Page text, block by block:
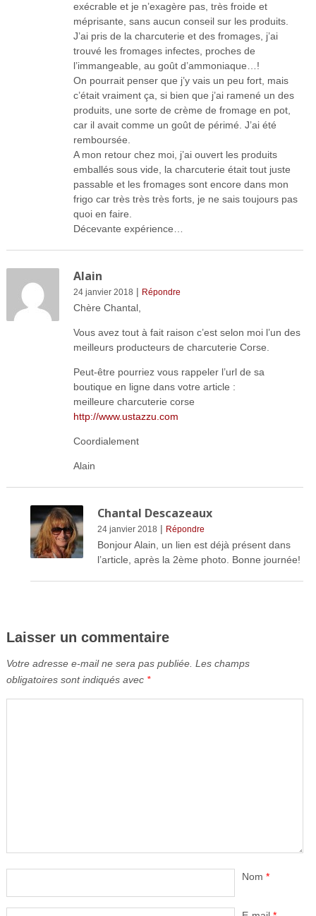
exécrable et je n’exagère pas, très froide et
méprisante, sans aucun conseil sur les produits.
J’ai pris de la charcuterie et des fromages, j’ai
trouvé les fromages infectes, proches de
l’immangeable, au goût d’ammoniaque…!
On pourrait penser que j’y vais un peu fort, mais
c’était vraiment ça, si bien que j’ai ramené un des
produits, une sorte de crème de fromage en pot,
car il avait comme un goût de périmé. J’ai été
remboursée.
A mon retour chez moi, j’ai ouvert les produits
emballés sous vide, la charcuterie était tout juste
passable et les fromages sont encore dans mon
frigo car très très très forts, je ne sais toujours pas
quoi en faire.
Décevante expérience…
Alain
24 janvier 2018 | Répondre
Chère Chantal,
Vous avez tout à fait raison c’est selon moi l’un des
meilleurs producteurs de charcuterie Corse.
Peut-être pourriez vous rappeler l’url de sa
boutique en ligne dans votre article :
meilleure charcuterie corse
http://www.ustazzu.com
Coordialement
Alain
Chantal Descazeaux
24 janvier 2018 | Répondre
Bonjour Alain, un lien est déjà présent dans
l’article, après la 2ème photo. Bonne journée!
Laisser un commentaire
Votre adresse e-mail ne sera pas publiée. Les champs
obligatoires sont indiqués avec *
Nom *